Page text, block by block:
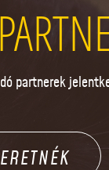
partnerek